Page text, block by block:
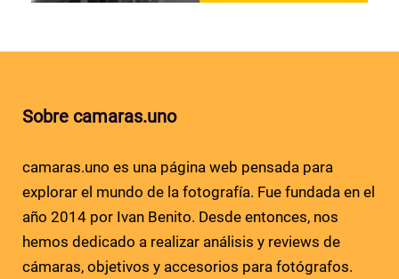
Sobre camaras.uno
camaras.uno es una página web pensada para
explorar el mundo de la fotografía. Fue fundada en el
año 2014 por Ivan Benito. Desde entonces, nos
hemos dedicado a realizar análisis y reviews de
cámaras, objetivos y accesorios para fotógrafos.